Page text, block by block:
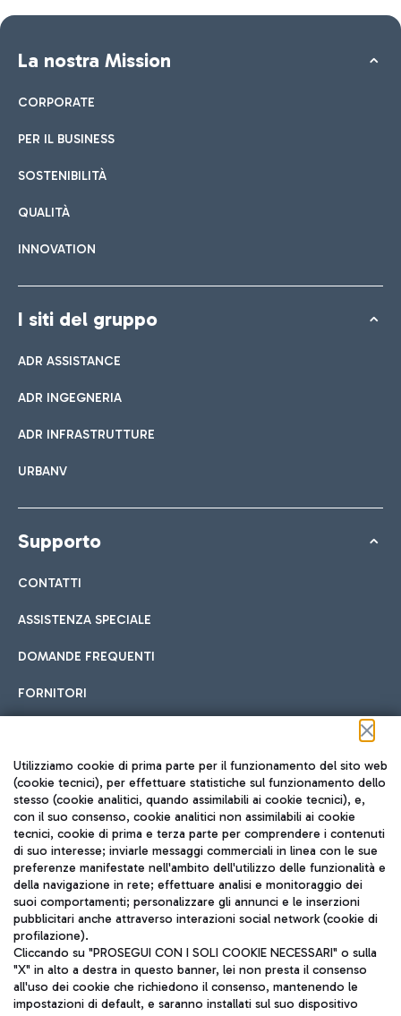
La nostra Mission
CORPORATE
PER IL BUSINESS
SOSTENIBILITÀ
QUALITÀ
INNOVATION
I siti del gruppo
ADR ASSISTANCE
ADR INGEGNERIA
ADR INFRASTRUTTURE
URBANV
Supporto
CONTATTI
ASSISTENZA SPECIALE
DOMANDE FREQUENTI
FORNITORI
Seguici sui social
TRAVEL JOURNAL
ITA
Utilizziamo cookie di prima parte per il funzionamento del sito web
(cookie tecnici), per effettuare statistiche sul funzionamento dello
stesso (cookie analitici, quando assimilabili ai cookie tecnici), e,
con il suo consenso, cookie analitici non assimilabili ai cookie
tecnici, cookie di prima e terza parte per comprendere i contenuti
di suo interesse; inviarle messaggi commerciali in linea con le sue
preferenze manifestate nell'ambito dell'utilizzo delle funzionalità e
della navigazione in rete; effettuare analisi e monitoraggio dei
suoi comportamenti; personalizzare gli annunci e le inserzioni
pubblicitari anche attraverso interazioni social network (cookie di
profilazione).
Cliccando su "PROSEGUI CON I SOLI COOKIE NECESSARI" o sulla
"X" in alto a destra in questo banner, lei non presta il consenso
all'uso dei cookie che richiedono il consenso, mantenendo le
impostazioni di default, e saranno installati sul suo dispositivo